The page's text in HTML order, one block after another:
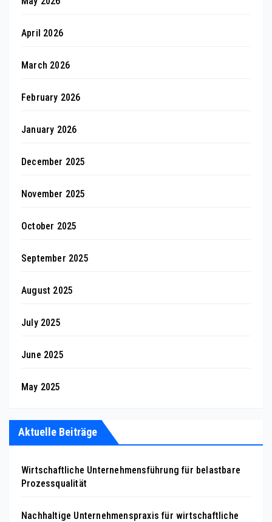
April 2026
March 2026
February 2026
January 2026
December 2025
November 2025
October 2025
September 2025
August 2025
July 2025
June 2025
May 2025
Aktuelle Beiträge
Wirtschaftliche Unternehmensführung für belastbare
Prozessqualität
Nachhaltige Unternehmenspraxis für wirtschaftliche